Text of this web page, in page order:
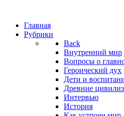
Главная
Рубрики
Back
Внутренний мир
Вопросы о
Героический дух
Дети и
Древние
Интервью
История